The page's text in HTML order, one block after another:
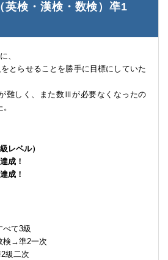
英検・漢検・数検）凖1
、
とらせることを勝手に目標にしていた
難しく、また数Ⅲが必要なくなったの
レベル）
成！
成！
て3級
→準2一次
二次